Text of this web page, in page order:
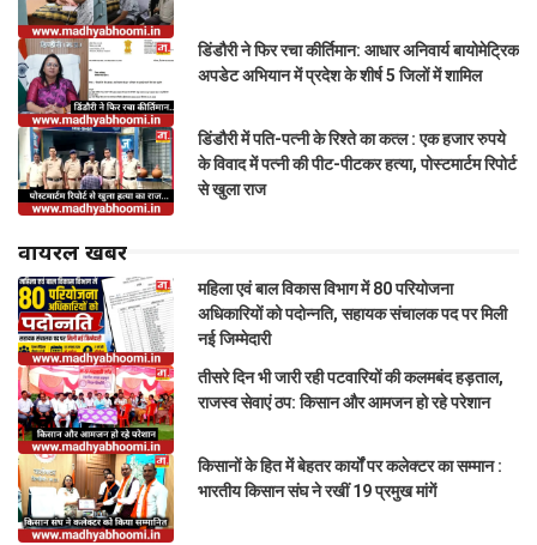
डिंडौरी ने फिर रचा कीर्तिमान: आधार अनिवार्य बायोमेट्रिक
अपडेट अभियान में प्रदेश के शीर्ष 5 जिलों में शामिल
डिंडौरी में पति-पत्नी के रिश्ते का कत्ल : एक हजार रुपये
के विवाद में पत्नी की पीट-पीटकर हत्या, पोस्टमार्टम रिपोर्ट
से खुला राज
वायरल खबरें
महिला एवं बाल विकास विभाग में 80 परियोजना
अधिकारियों को पदोन्नति, सहायक संचालक पद पर मिली
नई जिम्मेदारी
तीसरे दिन भी जारी रही पटवारियों की कलमबंद हड़ताल,
राजस्व सेवाएं ठप: किसान और आमजन हो रहे परेशान
किसानों के हित में बेहतर कार्यों पर कलेक्टर का सम्मान :
भारतीय किसान संघ ने रखीं 19 प्रमुख मांगें